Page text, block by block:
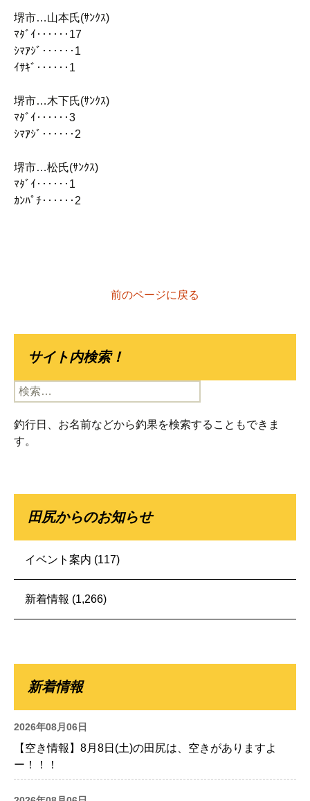
堺市…山本氏(ｻﾝｸｽ)
ﾏﾀﾞｲ‥‥‥17
ｼﾏｱｼﾞ‥‥‥1
ｲｻｷﾞ‥‥‥1
堺市…木下氏(ｻﾝｸｽ)
ﾏﾀﾞｲ‥‥‥3
ｼﾏｱｼﾞ‥‥‥2
堺市…松氏(ｻﾝｸｽ)
ﾏﾀﾞｲ‥‥‥1
ｶﾝﾊﾟﾁ‥‥‥2
前のページに戻る
サイト内検索！
検
索:
釣行日、お名前などから釣果を検索することもできま
す。
田尻からのお知らせ
イベント案内 (117)
新着情報 (1,266)
新着情報
2026年08月06日
【空き情報】8月8日(土)の田尻は、空きがありますよ
ー！！！